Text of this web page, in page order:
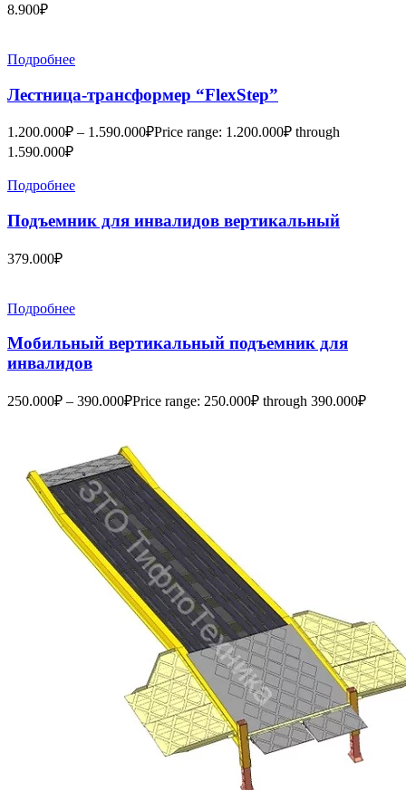
8.900₽
Подробнее
Лестница-трансформер “FlexStep”
1.200.000₽ – 1.590.000₽Price range: 1.200.000₽ through
1.590.000₽
Подробнее
Подъемник для инвалидов вертикальный
379.000₽
Подробнее
Мобильный вертикальный подъемник для
инвалидов
250.000₽ – 390.000₽Price range: 250.000₽ through 390.000₽